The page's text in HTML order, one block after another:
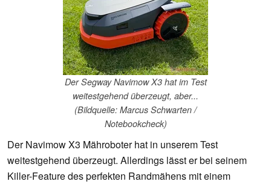
Der Segway Navimow X3 hat im Test
weitestgehend überzeugt, aber...
(Bildquelle: Marcus Schwarten /
Notebookcheck)
Der Navimow X3 Mähroboter hat in unserem Test
weitestgehend überzeugt. Allerdings lässt er bei seinem
Killer-Feature des perfekten Randmähens mit einem